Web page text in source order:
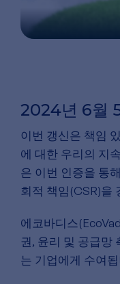
2024년 6월
이번 갱신은 책임
에 대한 우리의 지
은 이번 인증을 통해
회적 책임(CSR)을
에코바디스
권, 윤리 및 공급망
는 기업에게 수여